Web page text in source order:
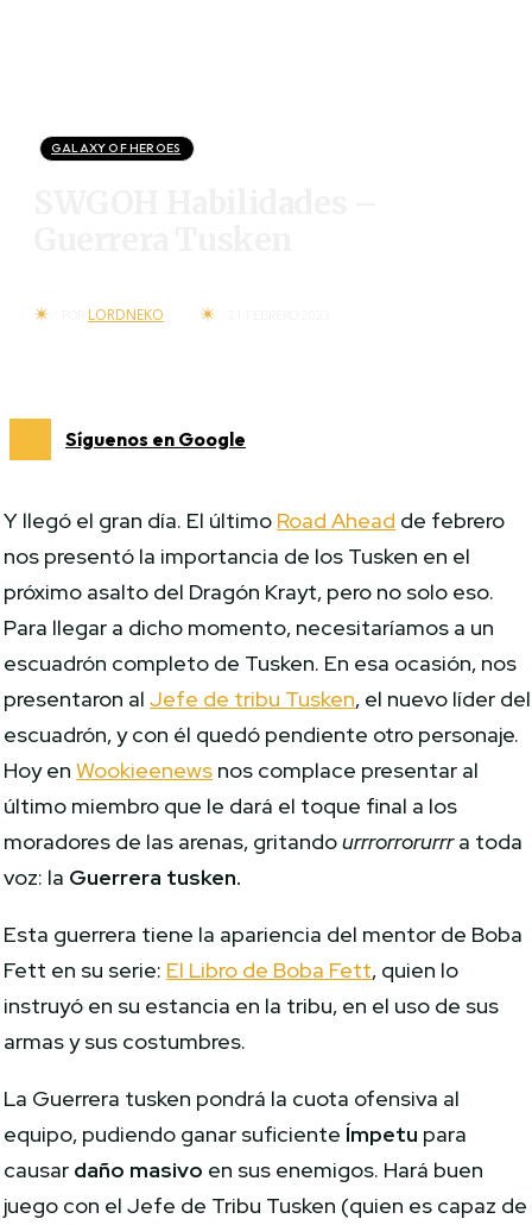
GALAXY OF HEROES
LORDNEKO
Síguenos en Google
Y llegó el gran día. El último Road Ahead de febrero
nos presentó la importancia de los Tusken en el
próximo asalto del Dragón Krayt, pero no solo eso.
Para llegar a dicho momento, necesitaríamos a un
escuadrón completo de Tusken. En esa ocasión, nos
presentaron alJefe de tribu Tusken, el nuevo líder del
escuadrón, y con él quedó pendiente otro personaje.
Hoy enWookieenews nos complace presentar al
último miembro que le dará el toque final a los
moradores de las arenas, gritandourrrorrorurrra toda
voz: la Guerrera tusken.
Esta guerrera tiene la apariencia del mentor de Boba
Fett en su serie: El Libro de Boba Fett, quien lo
instruyó en su estancia en la tribu, en el uso de sus
armas y sus costumbres.
La Guerrera tusken pondrá la cuota ofensiva al
equipo, pudiendo ganar suficiente Ímpetu para
causar daño masivo en sus enemigos. Hará buen
juego con el Jefe de Tribu Tusken (quien es capaz de